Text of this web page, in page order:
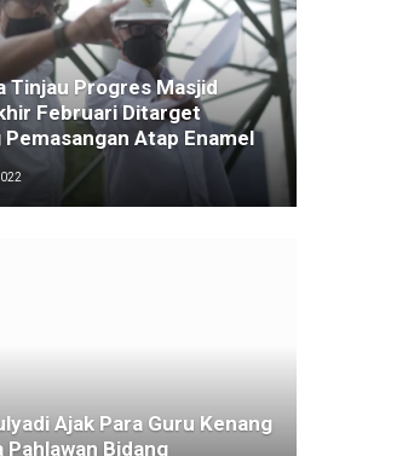
Tinjau Progres Masjid
Februari Ditarget
Pemasangan Atap Enamel
Ajak Para Guru Kenang
Pahlawan Bidang